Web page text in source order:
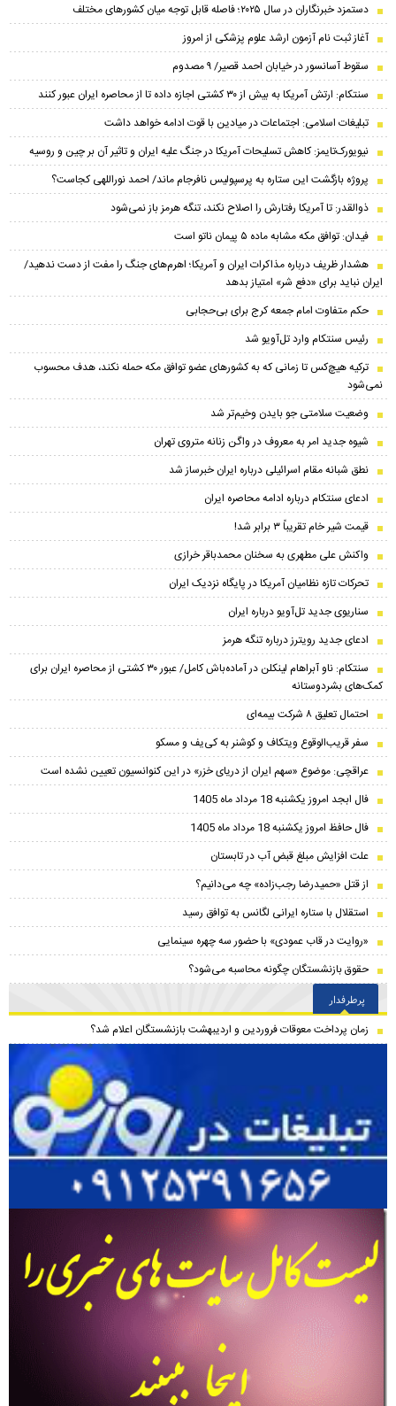
دستمزد خبرنگاران در سال ۲۰۲۵؛ فاصله قابل توجه میان کشورهای مختلف
آغاز ثبت نام آزمون ارشد علوم پزشکی از امروز
سقوط آسانسور در خیابان احمد قصیر/ ۹ مصدوم
سنتکام: ارتش آمریکا به بیش از ۳۰ کشتی اجازه داده تا از محاصره ایران عبور کنند
تبلیغات اسلامی: اجتماعات در میادین با قوت ادامه خواهد داشت
نیویورک‌تایمز: کاهش تسلیحات آمریکا در جنگ علیه ایران و تاثیر آن بر چین و روسیه
پروژه بازگشت این ستاره به پرسپولیس نافرجام ماند/ احمد نوراللهی کجاست؟
ذوالقدر: تا آمریکا رفتارش را اصلاح نکند، تنگه هرمز باز نمی‌شود
فیدان: توافق مکه مشابه ماده ۵ پیمان ناتو است
هشدار ظریف درباره مذاکرات ایران و آمریکا؛ اهرم‌های جنگ را مفت از دست ندهید/
ایران نباید برای «دفع شر» امتیاز بدهد
حکم متفاوت امام جمعه کرج برای بی‌حجابی
رئیس سنتکام وارد تل‌آویو شد
ترکیه هیچ‌کس تا زمانی که به کشورهای عضو توافق مکه حمله نکند، هدف محسوب
نمی‌شود
وضعیت سلامتی جو بایدن وخیم‌تر شد
شیوه جدید امر به معروف در واگن زنانه متروی تهران
نطق شبانه مقام اسرائیلی درباره ایران خبرساز شد
ادعای سنتکام درباره ادامه محاصره ایران
قیمت شیر خام تقریباً ۳ برابر شد!
واکنش علی مطهری به سخنان محمدباقر خرازی
تحرکات تازه نظامیان آمریکا در پایگاه نزدیک ایران
سناریوی جدید تل‌آویو درباره ایران
ادعای جدید رویترز درباره تنگه هرمز
سنتکام: ناو آبراهام لینکلن در آماده‌باش کامل/ عبور ۳۰ کشتی از محاصره ایران برای
کمک‌های بشردوستانه
احتمال تعلیق ۸ شرکت بیمه‌ای
سفر قریب‌الوقوع ویتکاف و کوشنر به کی‌یف و مسکو
عراقچی: موضوع «سهم ایران از دریای خزر» در این کنوانسیون تعیین نشده است
فال ابجد امروز یکشنبه 18 مرداد ماه 1405
فال حافظ امروز یکشنبه 18 مرداد ماه 1405
علت افزایش مبلغ قبض آب در تابستان
از قتل «حمیدرضا رجب‌زاده» چه می‌دانیم؟
استقلال با ستاره ایرانی لگانس به توافق رسید
«روایت در قاب عمودی» با حضور سه چهره سینمایی
حقوق بازنشستگان چگونه محاسبه می‌شود؟
پرطرفدار
زمان پرداخت معوقات فروردین و اردیبهشت بازنشستگان اعلام شد؟